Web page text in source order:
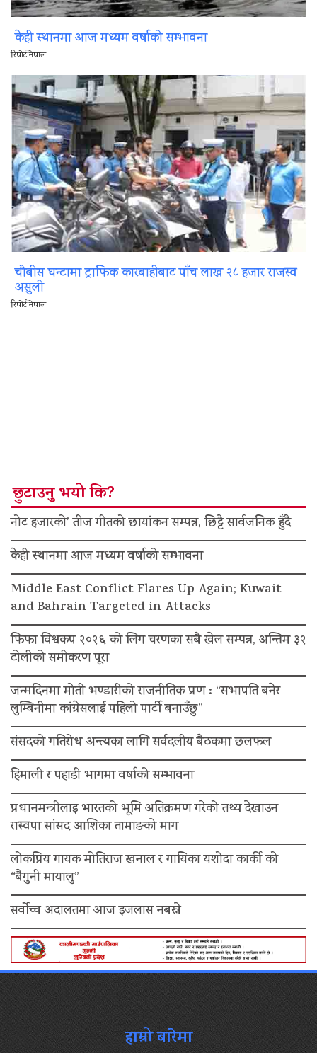
केही स्थानमा आज मध्यम वर्षाको सम्भावना
रिपोर्ट नेपाल
चौबीस घन्टामा ट्राफिक कारबाहीबाट पाँच लाख २८ हजार राजस्व
असुली
रिपोर्ट नेपाल
छुटाउनु भयो कि?
नोट हजारको’ तीज गीतको छायांकन सम्पन्न, छिट्टै सार्वजनिक हुँदै
केही स्थानमा आज मध्यम वर्षाको सम्भावना
Middle East Conflict Flares Up Again; Kuwait
and Bahrain Targeted in Attacks
फिफा विश्वकप २०२६ को लिग चरणका सबै खेल सम्पन्न, अन्तिम ३२
टोलीको समीकरण पूरा
जन्मदिनमा मोती भण्डारीको राजनीतिक प्रण : “सभापति बनेर
लुम्बिनीमा कांग्रेसलाई पहिलो पार्टी बनाउँछु”
संसदको गतिरोध अन्त्यका लागि सर्वदलीय बैठकमा छलफल
हिमाली र पहाडी भागमा वर्षाको सम्भावना
प्रधानमन्त्रीलाइ भारतको भूमि अतिक्रमण गरेको तथ्य देखाउन
रास्वपा सांसद आशिका तामाङको माग
लोकप्रिय गायक मोतिराज खनाल र गायिका यशोदा कार्की को
“बैगुनी मायालु”
सर्वोच्च अदालतमा आज इजलास नबस्ने
हाम्रो बारेमा